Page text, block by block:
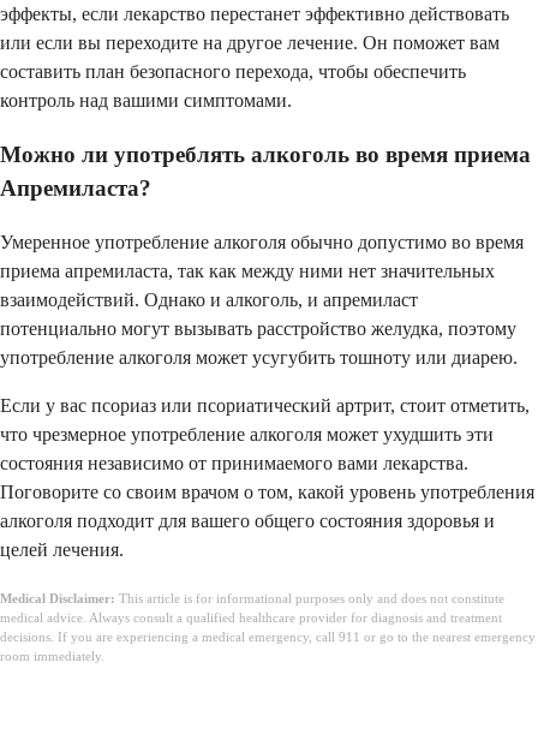
эффекты, если лекарство перестанет эффективно действовать
или если вы переходите на другое лечение. Он поможет вам
составить план безопасного перехода, чтобы обеспечить
контроль над вашими симптомами.
Можно ли употреблять алкоголь во время приема
Апремиласта?
Умеренное употребление алкоголя обычно допустимо во время
приема апремиласта, так как между ними нет значительных
взаимодействий. Однако и алкоголь, и апремиласт
потенциально могут вызывать расстройство желудка, поэтому
употребление алкоголя может усугубить тошноту или диарею.
Если у вас псориаз или псориатический артрит, стоит отметить,
что чрезмерное употребление алкоголя может ухудшить эти
состояния независимо от принимаемого вами лекарства.
Поговорите со своим врачом о том, какой уровень употребления
алкоголя подходит для вашего общего состояния здоровья и
целей лечения.
Medical Disclaimer: This article is for informational purposes only and does not constitute
medical advice. Always consult a qualified healthcare provider for diagnosis and treatment
decisions. If you are experiencing a medical emergency, call 911 or go to the nearest emergency
room immediately.